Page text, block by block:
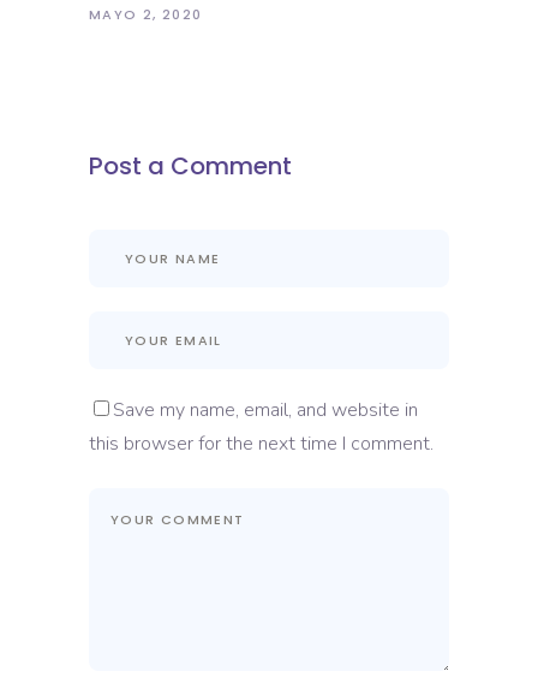
MAYO 2, 2020
Post a Comment
Save my name, email, and website in
this browser for the next time I comment.